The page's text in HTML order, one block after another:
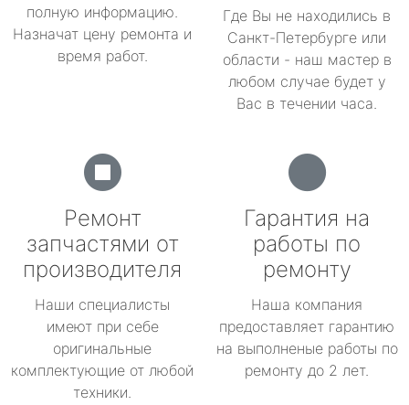
полную информацию.
Назначат цену ремонта и
время работ.
Где Вы не находились в
Санкт-Петербурге или
области - наш мастер в
любом случае будет у
Вас в течении часа.
Ремонт
запчастями от
производителя
Наши специалисты
имеют при себе
оригинальные
комплектующие от любой
техники.
Гарантия на
работы по
ремонту
Наша компания
предоставляет гарантию
на выполненые работы по
ремонту до 2 лет.